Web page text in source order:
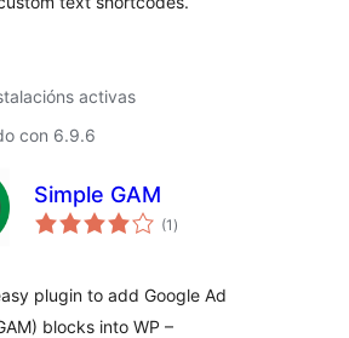
activas
con 6.9.6
Simple GAM
(1 valoracións
totais
)
plugin to add Google Ad
blocks into WP –